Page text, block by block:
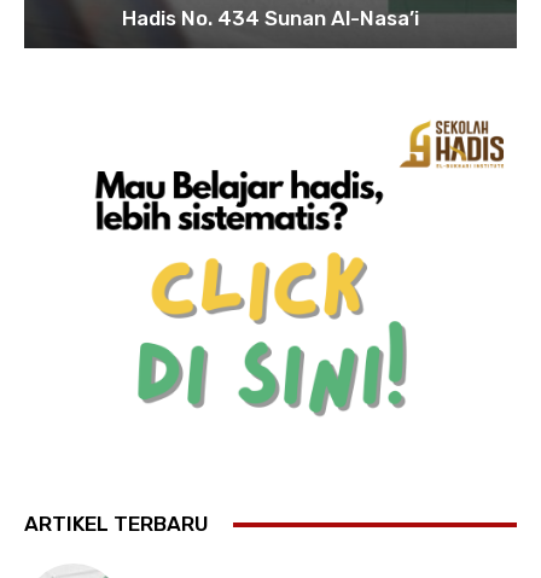
Hadis No. 434 Sunan Al-Nasa’i
ARTIKEL TERBARU